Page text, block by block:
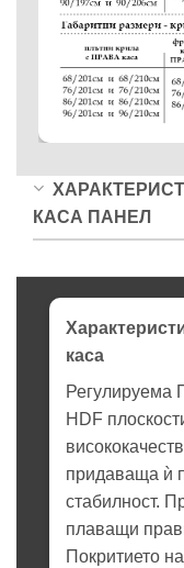
КАСА ПАНЕЛ
каса
Регулируема
HDF
придаваща ѝ
стабилност.
плаващи
Покритието